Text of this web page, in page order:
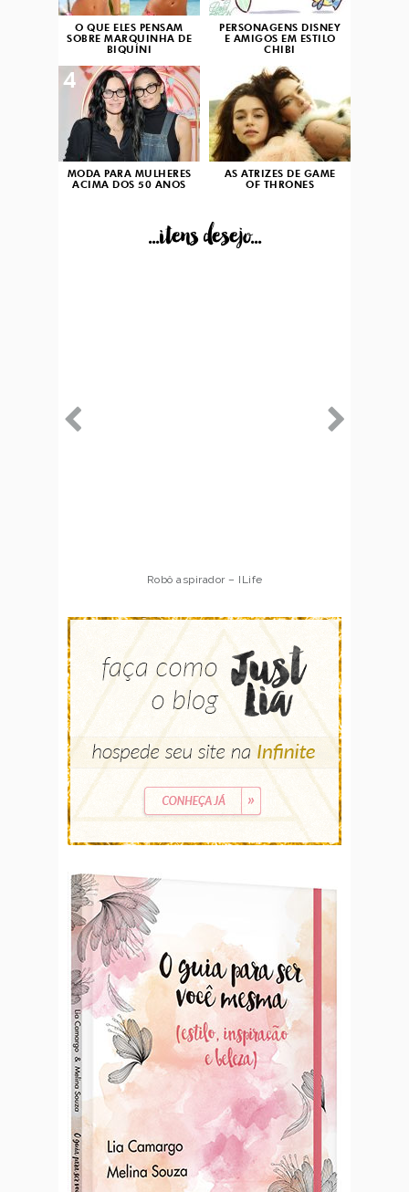
O QUE ELES PENSAM
SOBRE MARQUINHA DE
BIQUÍNI
PERSONAGENS DISNEY
E AMIGOS EM ESTILO
CHIBI
MODA PARA MULHERES
ACIMA DOS 50 ANOS
4
AS ATRIZES DE GAME
OF THRONES
...itens desejo...
Robô aspirador – ILife